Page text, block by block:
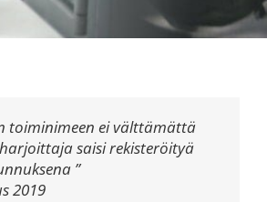
toiminimeen ei välttämättä
saisi rekisteröityä
”
2019